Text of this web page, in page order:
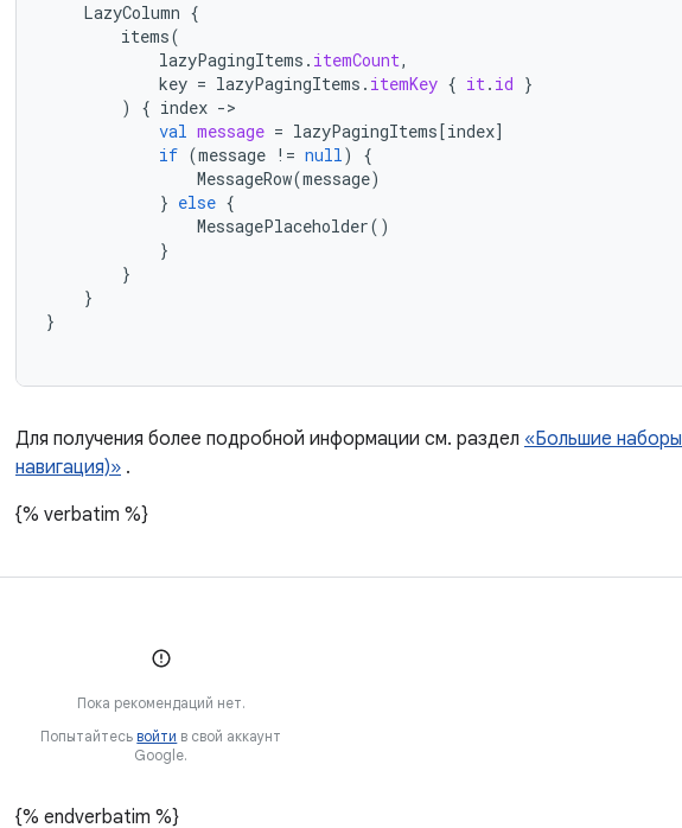
LazyColumn {
items(
lazyPagingItems . itemCount,
key = lazyPagingItems . itemKey { it. id }
)
{ index -
val message = lazyPagingItems [index]
if (message != null)
{
MessageRow(message)
} else {
MessagePlaceholder()
}
}
}
}
Для получения более подробной информации см. раздел «Большие
навигация)» .
{% verbatim %}
Пока рекомендаций нет.
Попытайтесь войти в свой аккаунт
Google.
{% endverbatim %}